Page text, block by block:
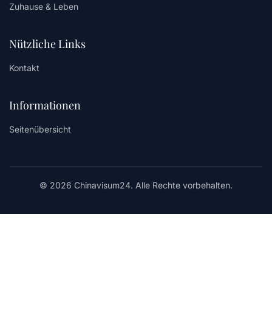
Zuhause & Leben
Nützliche Links
Kontakt
Informationen
Seitenübersicht
© 2026 Chinavisum24. Alle Rechte vorbehalten.